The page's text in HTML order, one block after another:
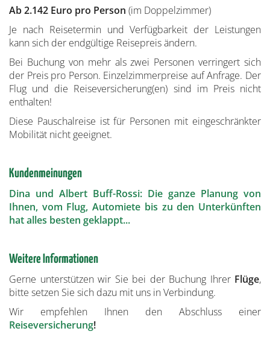
Ab 2.142 Euro pro Person (im Doppelzimmer)
Je nach Reisetermin und Verfügbarkeit der Leistungen
kann sich der endgültige Reisepreis ändern.
Bei Buchung von mehr als zwei Personen verringert sich
der Preis pro Person. Einzelzimmerpreise auf Anfrage. Der
Flug und die Reiseversicherung(en) sind im Preis nicht
enthalten!
Diese Pauschalreise ist für Personen mit eingeschränkter
Mobilität nicht geeignet.
Kundenmeinungen
Dina und Albert Buff-Rossi: Die ganze Planung von
Ihnen, vom Flug, Automiete bis zu den Unterkünften
hat alles besten geklappt...
Weitere Informationen
Gerne unterstützen wir Sie bei der Buchung Ihrer Flüge,
bitte setzen Sie sich dazu mit uns in Verbindung.
Wir empfehlen Ihnen den Abschluss einer
Reiseversicherung!